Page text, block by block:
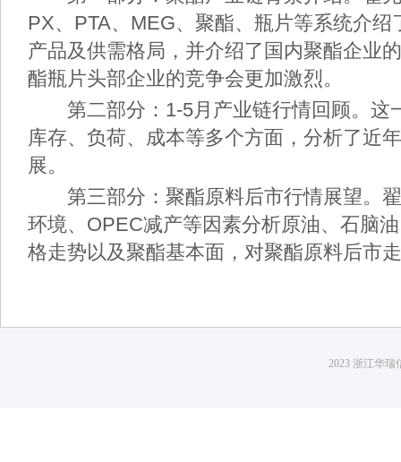
PX、PTA、MEG、聚酯、瓶片等系统介
产品及供需格局，并介绍了国内聚酯企业
酯瓶片头部企业的竞争会更加激烈。
第二部分：1-5月产业链行情回顾。这
库存、负荷、成本等多个方面，分析了近
展。
第三部分：聚酯原料后市行情展望。翟
环境、OPEC减产等因素分析原油、石脑
格走势以及聚酯基本面，对聚酯原料后市
2023 浙江华瑞